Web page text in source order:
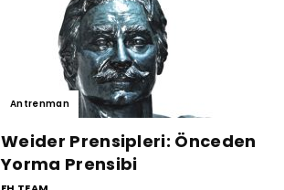
Antrenman
Weider Prensipleri: Önceden
Yorma Prensibi